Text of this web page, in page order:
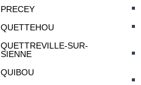
PRECEY
QUETTEHOU
QUETTREVILLE-SUR-
SIENNE
QUIBOU